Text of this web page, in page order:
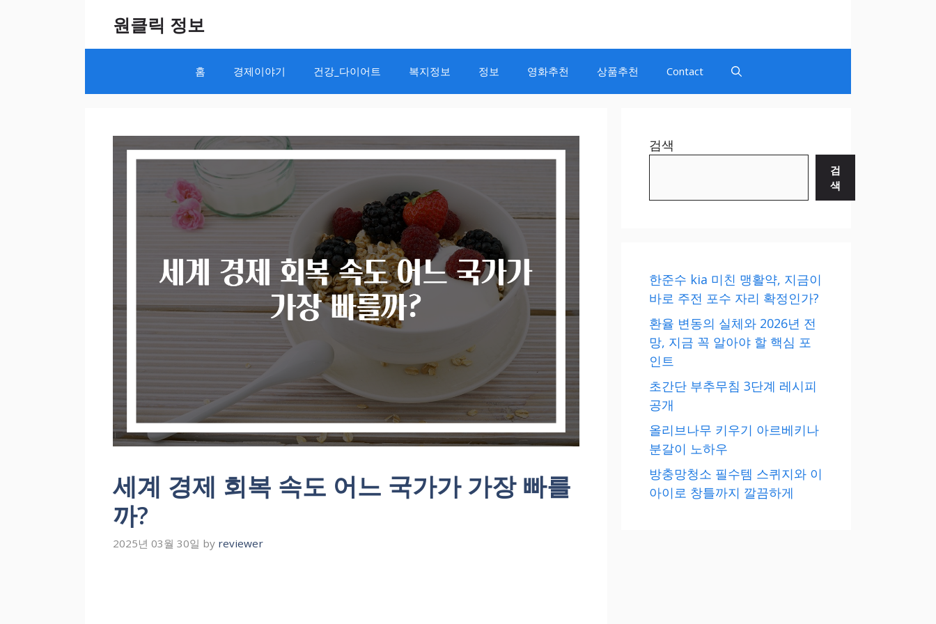
원클릭 정보
홈 경제이야기 건강_다이어트 복지정보 정보 영화추천 상품추천 Contact
세계 경제 회복 속도 어느 국가가 가장 빠를
까?
2025년 03월 30일 by reviewer
검색
검
색
한준수 kia 미친 맹활약, 지금이
바로 주전 포수 자리 확정인가?
환율 변동의 실체와 2026년 전
망, 지금 꼭 알아야 할 핵심 포
인트
초간단 부추무침 3단계 레시피
공개
올리브나무 키우기 아르베키나
분갈이 노하우
방충망청소 필수템 스퀴지와 이
아이로 창틀까지 깔끔하게